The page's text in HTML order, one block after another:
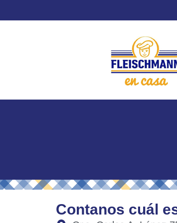
Contanos cuál